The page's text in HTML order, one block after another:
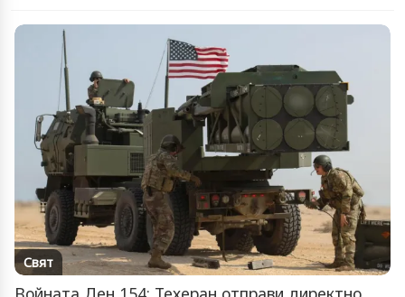
Свят